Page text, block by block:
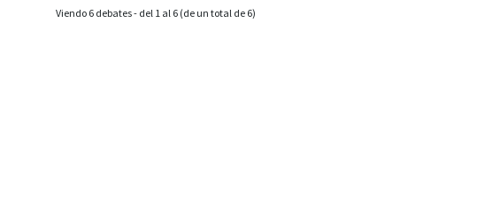
Viendo 6 debates - del 1 al 6 (de un total de 6)